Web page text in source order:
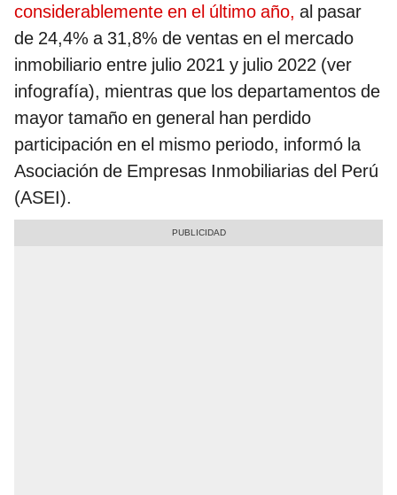
considerablemente en el último año, al pasar
de 24,4% a 31,8% de ventas en el mercado
inmobiliario entre julio 2021 y julio 2022 (ver
infografía), mientras que los departamentos de
mayor tamaño en general han perdido
participación en el mismo periodo, informó la
Asociación de Empresas Inmobiliarias del Perú
(ASEI).